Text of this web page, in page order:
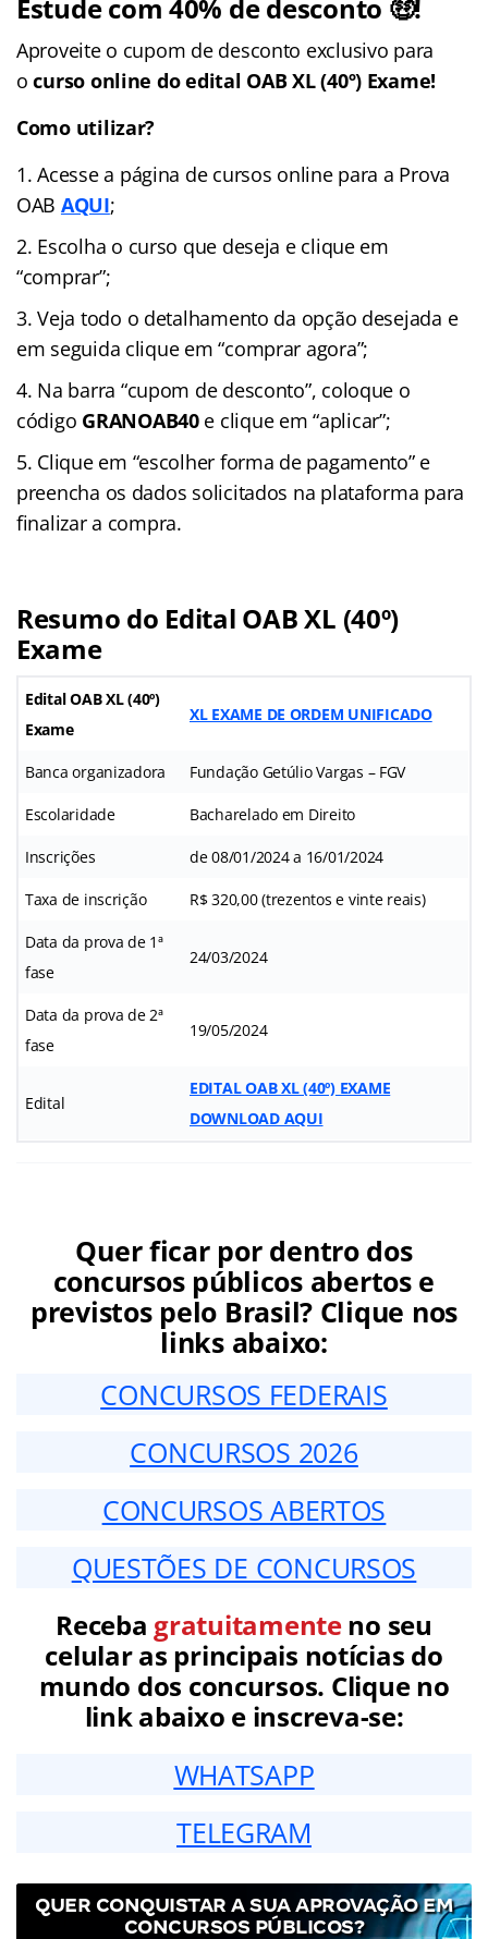
Estude com 40% de desconto 🤑!
Aproveite o cupom de desconto exclusivo para
ocurso online do edital OAB XL (40º) Exame!
Como utilizar?
Acesse a página de cursos online para a Prova
OAB AQUI;
Escolha o curso que deseja e clique em
“comprar”;
Veja todo o detalhamento da opção desejada e
em seguida clique em “comprar agora”;
Na barra “cupom de desconto”, coloque o
código GRANOAB40e clique em “aplicar”;
Clique em “escolher forma de pagamento” e
preencha os dados solicitados na plataforma para
finalizar a compra.
Resumo do Edital OAB XL (40º)
Exame
Edital OAB XL (40º)
Exame
XL EXAME DE ORDEM UNIFICADO
Banca organizadora Fundação Getúlio Vargas – FGV
Escolaridade Bacharelado em Direito
Inscrições de 08/01/2024 a 16/01/2024
Taxa de inscrição R$ 320,00 (trezentos e vinte reais)
Data da prova de 1ª
fase
24/03/2024
Data da prova de 2ª
fase
19/05/2024
Edital
EDITAL OABXL (40º)EXAME
DOWNLOAD AQUI
Quer ficar por dentro dos
concursos públicos abertos e
previstos pelo Brasil? Clique nos
links abaixo:
CONCURSOS FEDERAIS
CONCURSOS 2026
CONCURSOS ABERTOS
QUESTÕES DE CONCURSOS
Receba gratuitamenteno seu
celular as principais notícias do
mundo dos concursos. Clique no
link abaixo e inscreva-se:
WHATSAPP
TELEGRAM
QUER CONQUISTAR A SUA APROVAÇÃO EM
CONCURSOS PÚBLICOS?